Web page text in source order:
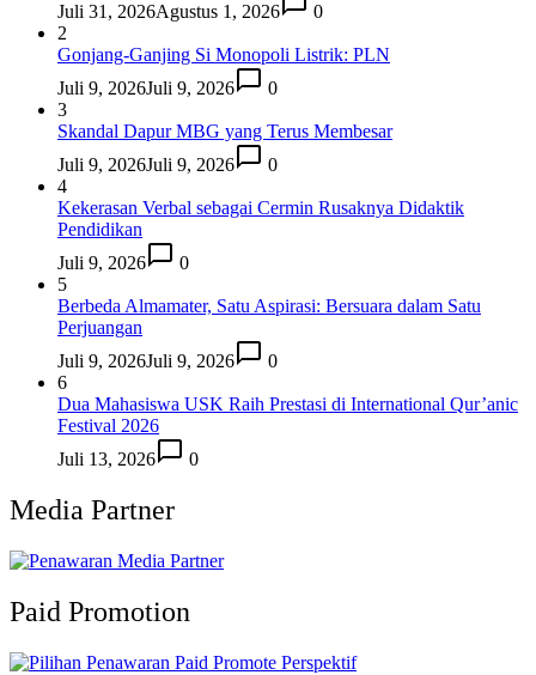
Juli 31, 2026Agustus 1, 2026
0
2
Gonjang-Ganjing Si Monopoli Listrik: PLN
Juli 9, 2026Juli 9, 2026
0
3
Skandal Dapur MBG yang Terus Membesar
Juli 9, 2026Juli 9, 2026
0
4
Kekerasan Verbal sebagai Cermin Rusaknya Didaktik
Pendidikan
Juli 9, 2026
0
5
Berbeda Almamater, Satu Aspirasi: Bersuara dalam Satu
Perjuangan
Juli 9, 2026Juli 9, 2026
0
6
Dua Mahasiswa USK Raih Prestasi di International Qur’anic
Festival 2026
Juli 13, 2026
0
Media Partner
Paid Promotion